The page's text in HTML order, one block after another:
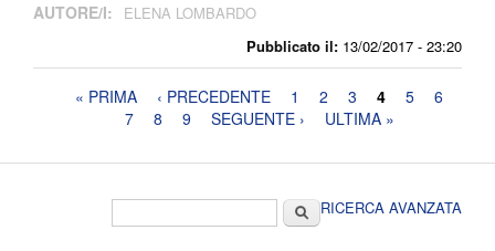
Pubblicato il: 13/02/2017 - 23:20
AUTORE/I: ELENA LOMBARDO
Pagine« PRIMA ‹ PRECEDENTE 1 2 3 4 5
6
7
8 9 SEGUENTE › ULTIMA »
CercaRICERCA AVANZATA